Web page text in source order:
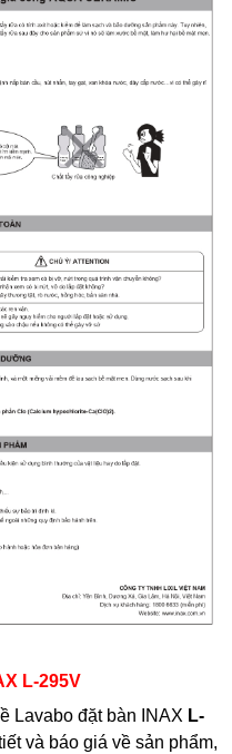
L-295V
Lavabo đặt bàn INAX L-
và báo giá về sản phẩm,